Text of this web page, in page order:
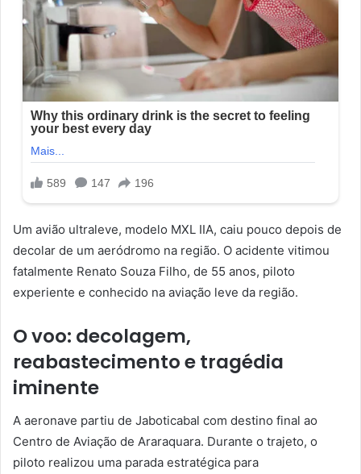
Um avião ultraleve, modelo MXL IIA, caiu pouco depois de
decolar de um aeródromo na região. O acidente vitimou
fatalmente Renato Souza Filho, de 55 anos, piloto
experiente e conhecido na aviação leve da região.
O voo: decolagem,
reabastecimento e tragédia
iminente
A aeronave partiu de Jaboticabal com destino final ao
Centro de Aviação de Araraquara. Durante o trajeto, o
piloto realizou uma parada estratégica para